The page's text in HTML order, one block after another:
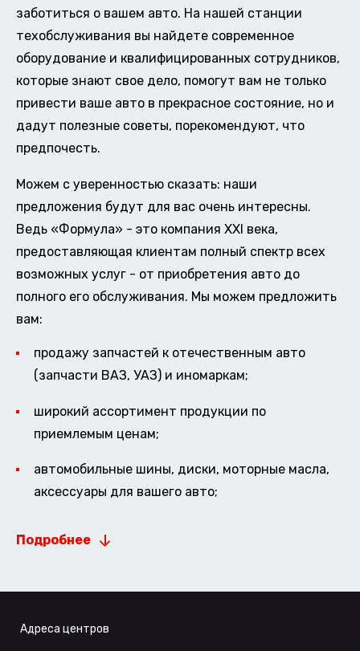
заботиться о вашем авто. На нашей станции
техобслуживания вы найдете современное
оборудование и квалифицированных сотрудников,
которые знают свое дело, помогут вам не только
привести ваше авто в прекрасное состояние, но и
дадут полезные советы, порекомендуют, что
предпочесть.
Можем с уверенностью сказать: наши
предложения будут для вас очень интересны.
Ведь «Формула» - это компания XXI века,
предоставляющая клиентам полный спектр всех
возможных услуг - от приобретения авто до
полного его обслуживания. Мы можем предложить
вам:
продажу запчастей к отечественным авто
(запчасти ВАЗ, УАЗ) и иномаркам;
широкий ассортимент продукции по
приемлемым ценам;
автомобильные шины, диски, моторные масла,
аксессуары для вашего авто;
Подробнее
Адреса центров